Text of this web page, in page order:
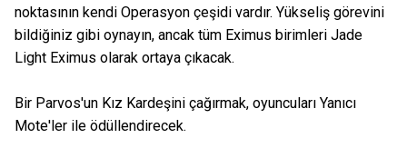
noktasının kendi Operasyon çeşidi vardır. Yükseliş görevini
bildiğiniz gibi oynayın, ancak tüm Eximus birimleri Jade
Light Eximus olarak ortaya çıkacak.
Bir Parvos'un Kız Kardeşini çağırmak, oyuncuları Yanıcı
Mote'ler ile ödüllendirecek.